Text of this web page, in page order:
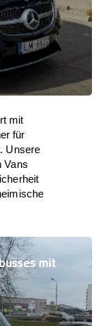
mit
für
Unsere
Vans
mit